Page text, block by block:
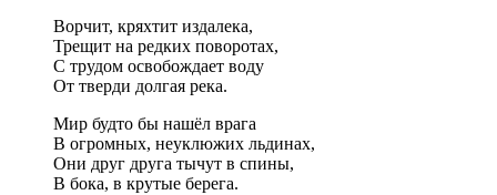
Ворчит, кряхтит издалека,
Трещит на редких поворотах,
С трудом освобождает воду
От тверди долгая река.
Мир будто бы нашёл врага
В огромных, неуклюжих льдинах,
Они друг друга тычут в спины,
В бока, в крутые берега.